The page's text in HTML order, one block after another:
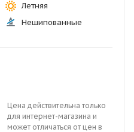
Летняя
Нешипованные
Цена действительна только
для интернет-магазина и
может отличаться от цен в